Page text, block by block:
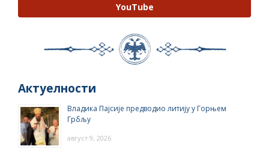
YouTube
Актуелности
Владика Пајсије предводио литију у Горњем
Грбљу
август 9, 2026